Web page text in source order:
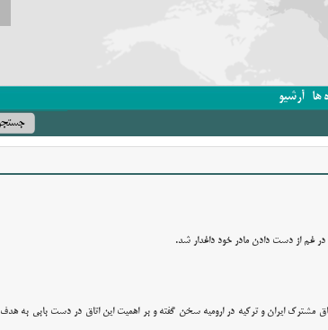
ها آرشیو
در غم از دست دادن مادر خود داغدار شد.
مشترک ایران و ترکیه در ارومیه سخن گفته و بر اهمیت این اتاق در دست بابی به هدف